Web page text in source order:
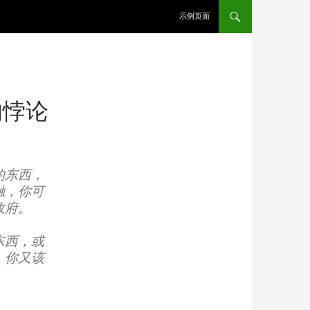
示例页面
论
西，
，你可
。
西，或
你又该